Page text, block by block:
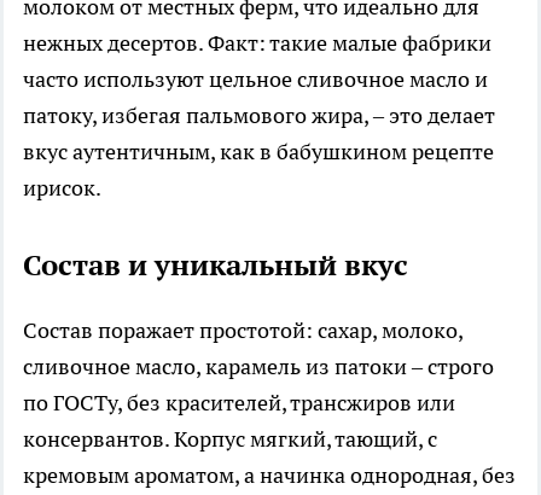
молоком от местных ферм, что идеально для
нежных десертов. Факт: такие малые фабрики
часто используют цельное сливочное масло и
патоку, избегая пальмового жира, – это делает
вкус аутентичным, как в бабушкином рецепте
ирисок.
Состав и уникальный вкус
Состав поражает простотой: сахар, молоко,
сливочное масло, карамель из патоки – строго
по ГОСТу, без красителей, трансжиров или
консервантов. Корпус мягкий, тающий, с
кремовым ароматом, а начинка однородная, без